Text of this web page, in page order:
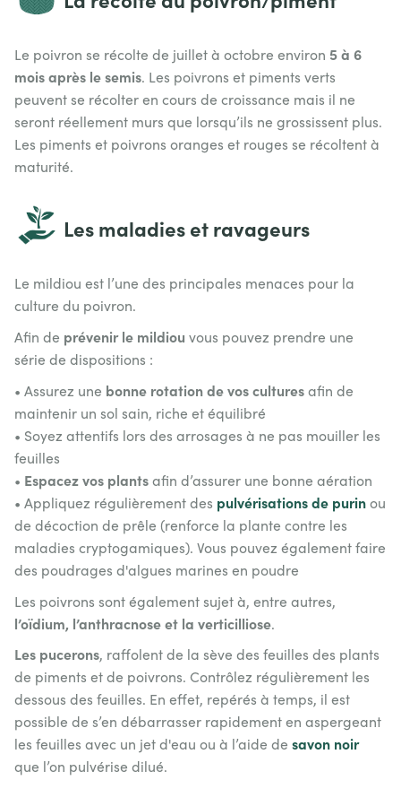
Le poivron se récolte de juillet à octobre environ 5 à 6
mois après le semis. Les poivrons et piments verts
peuvent se récolter en cours de croissance mais il ne
seront réellement murs que lorsqu’ils ne grossissent plus.
Les piments et poivrons oranges et rouges se récoltent à
maturité.
Les maladies et ravageurs
Le mildiou est l’une des principales menaces pour la
culture du poivron.
Afin de prévenir le mildiou vous pouvez prendre une
série de dispositions :
• Assurez une bonne rotation de vos culturesafin de
maintenir un sol sain, riche et équilibré
• Soyez attentifs lors des arrosages à ne pas mouiller les
feuilles
• Espacez vos plantsafin d’assurer une bonne aération
• Appliquez régulièrement des pulvérisations de purinou
de décoction de prêle (renforce la plante contre les
maladies cryptogamiques). Vous pouvez également faire
des poudrages d'algues marines en poudre
Les poivrons sont également sujet à, entre autres,
l’oïdium, l’anthracnose et la verticilliose.
Les pucerons, raffolent de la sève des feuilles des plants
de piments et de poivrons. Contrôlez régulièrement les
dessous des feuilles. En effet, repérés à temps, il est
possible de s’en débarrasser rapidement en aspergeant
les feuilles avec un jet d'eau ou à l’aide de savon noir
que l’on pulvérise dilué.